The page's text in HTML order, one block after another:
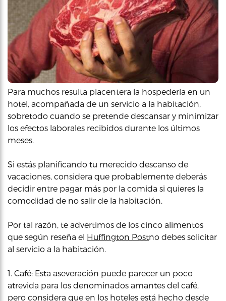
Para muchos resulta placentera la hospedería en un
hotel, acompañada de un servicio a la habitación,
sobretodo cuando se pretende descansar y minimizar
los efectos laborales recibidos durante los últimos
meses.
Si estás planificando tu merecido descanso de
vacaciones, considera que probablemente deberás
decidir entre pagar más por la comida si quieres la
comodidad de no salir de la habitación.
Por tal razón, te advertimos de los cinco alimentos
que según reseña el Huffington Postno debes solicitar
al servicio a la habitación.
1. Café: Esta aseveración puede parecer un poco
atrevida para los denominados amantes del café,
pero considera que en los hoteles está hecho desde